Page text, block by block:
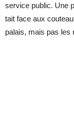
service public. Une
tait face aux
palais, mais pas les